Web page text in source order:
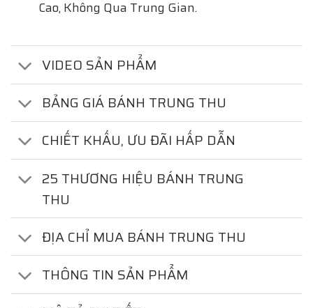
Cao, Không Qua Trung Gian.
VIDEO SẢN PHẨM
BẢNG GIÁ BÁNH TRUNG THU
CHIẾT KHẤU, ƯU ĐÃI HẤP DẪN
25 THƯƠNG HIỆU BÁNH TRUNG
THU
ĐỊA CHỈ MUA BÁNH TRUNG THU
THÔNG TIN SẢN PHẨM